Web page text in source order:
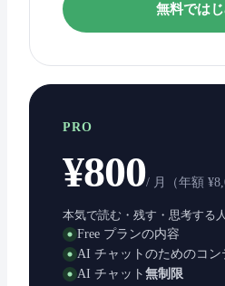
無料では
PRO
¥800/ 月（年額
本気で読む・残す・思考する人
Free プランの内容
AI チャットのためのコン
AI チャット 無制限